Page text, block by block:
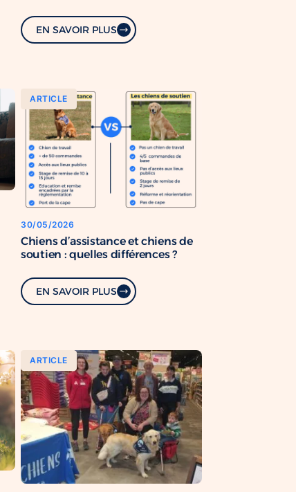
EN SAVOIR PLUS
ARTICLE
30/05/2026
Chiens d’assistance et chiens de
soutien : quelles différences ?
EN SAVOIR PLUS
ARTICLE